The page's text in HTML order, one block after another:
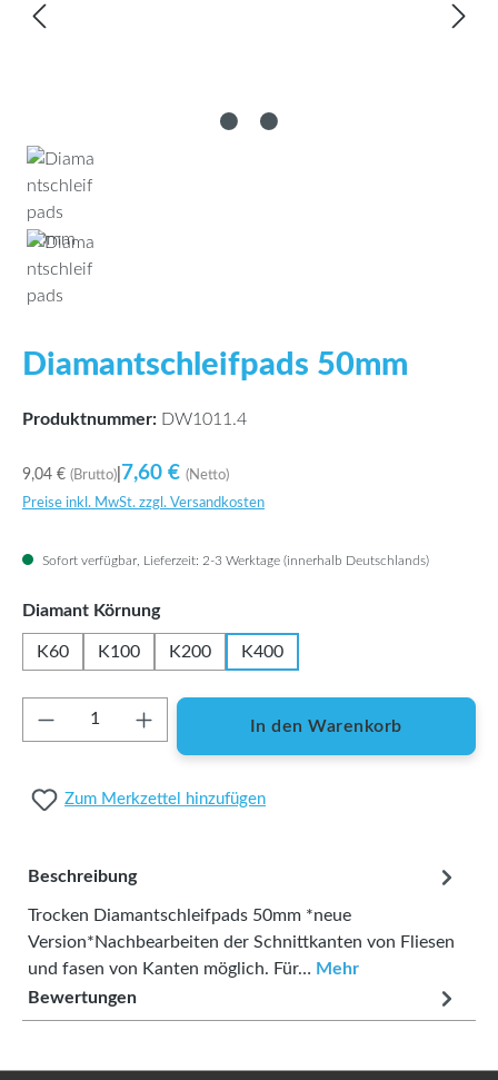
Diamantschleifpads 50mm
Produktnummer: DW1011.4
9,04 € (Brutto) 7,60 € (Netto)
Preise inkl. MwSt. zzgl. Versandkosten
Sofort verfügbar, Lieferzeit: 2-3 Werktage (innerhalb Deutschlands)
Diamant Körnungauswählen
K60 K100 K200 K400
Produkt Anzahl: Gib den gewünschten
In den Warenkorb
Zum Merkzettel hinzufügen
Beschreibung
Trocken Diamantschleifpads 50mm *neue
Version*Nachbearbeiten der Schnittkanten von Fliesen
und fasen von Kanten möglich. Für… Mehr
Bewertungen